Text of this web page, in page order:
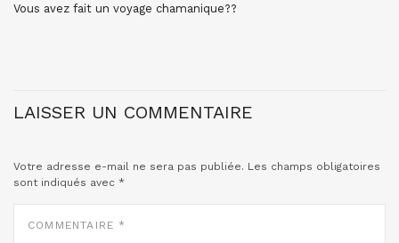
Vous avez fait un voyage chamanique??
LAISSER UN COMMENTAIRE
Votre adresse e-mail ne sera pas publiée. Les champs obligatoires
sont indiqués avec *